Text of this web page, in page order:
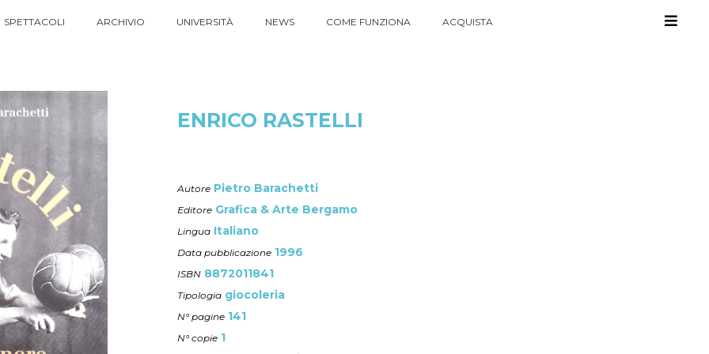
SPETTACOLI ARCHIVIO UNIVERSITÀ NEWS COME FUNZIONA ACQUISTA
ENRICO RASTELLI
Autore Pietro Barachetti
Editore Grafica & Arte Bergamo
Lingua Italiano
Data pubblicazione 1996
ISBN 8872011841
Tipologia giocoleria
N° pagine 141
N° copie 1